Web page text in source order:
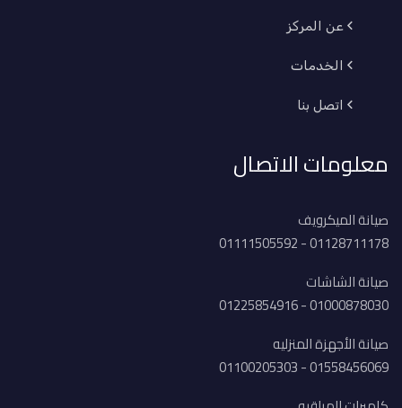
عن المركز
الخدمات
اتصل بنا
معلومات الاتصال
صيانة الميكرويف
01128711178 - 01111505592
صيانة الشاشات
01000878030 - 01225854916
صيانة الأجهزة المنزليه
01558456069 - 01100205303